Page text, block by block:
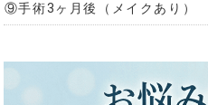
⑨手術3ヶ月後（メイクあり）